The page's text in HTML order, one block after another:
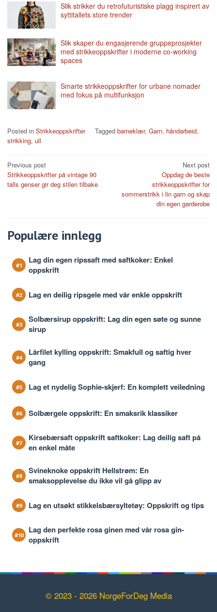
Slik strikker du retrofuturistiske plagg inspirert av
syttitallets store trender
Slik skaper du engasjerende gruppeprosjekter
med strikkeoppskrifter i moderne co-working
spaces
Smarte strikkeoppskrifter for urbane nomader
med fokus på multifunksjon
Posted in Strikkeoppskrifter Tagged barneklær, Garn, håndarbeid,
strikking, ull
Post
navigation
Previous post
Strikkeoppskrifter på vintage 90
talls genser gir deg stilen tilbake
Next post
Oppdag de beste
strikkeoppskrifter for
sommerstrikk i lin garn og skap
din egen garderobe
Populære innlegg
Lag din egen ripssaft med saftkoker: Enkel
oppskrift
Lag en deilig ripsgele med vår enkle oppskrift
Solbærsirup oppskrift: Lag din egen søte og sunne
sirup
Lårfilet kylling oppskrift: Smakfull og saftig hver
gang
Lag et nydelig Sophie-skjerf: En komplett veiledning
Solbærgele oppskrift: En smaksrik klassiker
Kirsebærsaft oppskrift saftkoker: Lag deilig saft på
en enkel måte
Svineknoke oppskrift Hellstrøm: En
smaksopplevelse du ikke vil gå glipp av
Lag en utsøkt stikkelsbærsyltetøy: Oppskrift og tips
Lag den perfekte rosa ginen med vår rosa gin-
oppskrift
© 2023 - 2026 NorgeForDeg Media